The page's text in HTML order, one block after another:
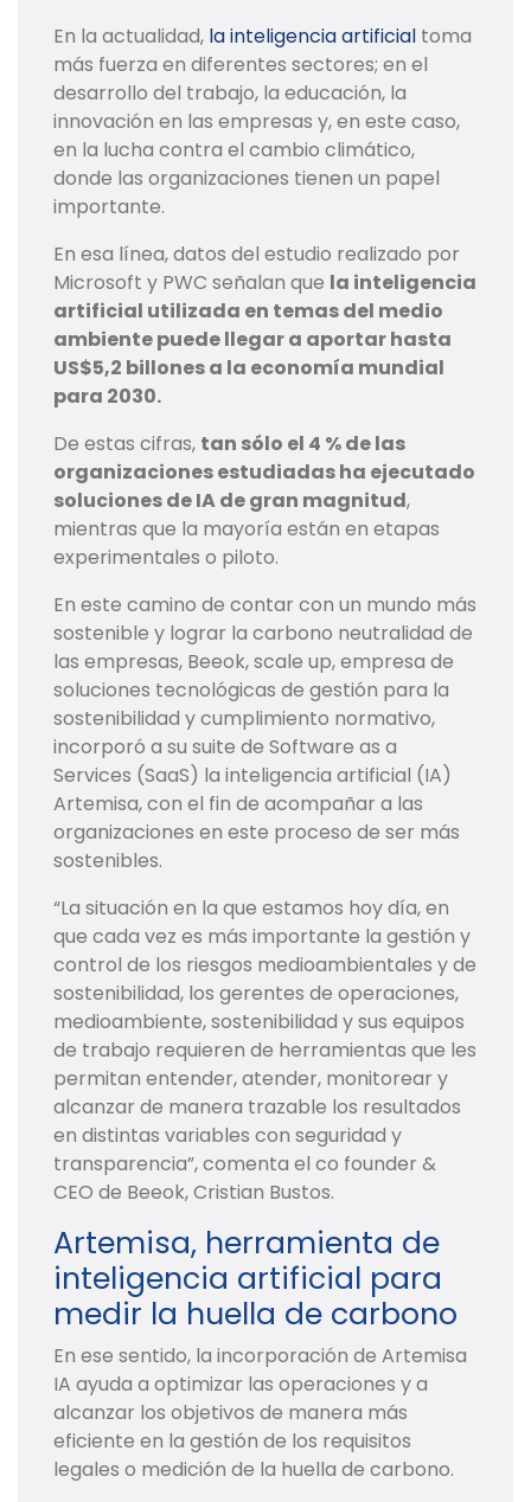
En la actualidad, la inteligencia artificial toma
más fuerza en diferentes sectores; en el
desarrollo del trabajo, la educación, la
innovación en las empresas y, en este caso,
en la lucha contra el cambio climático,
donde las organizaciones tienen un papel
importante.
En esa línea, datos del estudio realizado por
Microsoft y PWC señalan que la inteligencia
artificial utilizada en temas del medio
ambiente puede llegar a aportar hasta
US$5,2 billones a la economía mundial
para 2030.
De estas cifras, tan sólo el 4 % de las
organizaciones estudiadas ha ejecutado
soluciones de IA de gran magnitud,
mientras que la mayoría están en etapas
experimentales o piloto.
En este camino de contar con un mundo más
sostenible y lograr la carbono neutralidad de
las empresas, Beeok, scale up, empresa de
soluciones tecnológicas de gestión para la
sostenibilidad y cumplimiento normativo,
incorporó a su suite de Software as a
Services (SaaS) la inteligencia artificial (IA)
Artemisa, con el fin de acompañar a las
organizaciones en este proceso de ser más
sostenibles.
“La situación en la que estamos hoy día, en
que cada vez es más importante la gestión y
control de los riesgos medioambientales y de
sostenibilidad, los gerentes de operaciones,
medioambiente, sostenibilidad y sus equipos
de trabajo requieren de herramientas que les
permitan entender, atender, monitorear y
alcanzar de manera trazable los resultados
en distintas variables con seguridad y
transparencia”, comenta el co founder &
CEO de Beeok, Cristian Bustos.
Artemisa, herramienta de
inteligencia artificial para
medir la huella de carbono
En ese sentido, la incorporación de Artemisa
IA ayuda a optimizar las operaciones y a
alcanzar los objetivos de manera más
eficiente en la gestión de los requisitos
legales o medición de la huella de carbono.